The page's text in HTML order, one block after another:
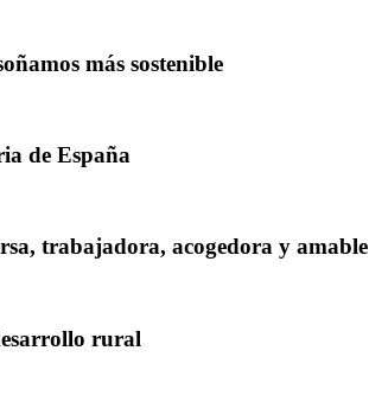
más sostenible
de España
trabajadora, acogedora y amable
rural